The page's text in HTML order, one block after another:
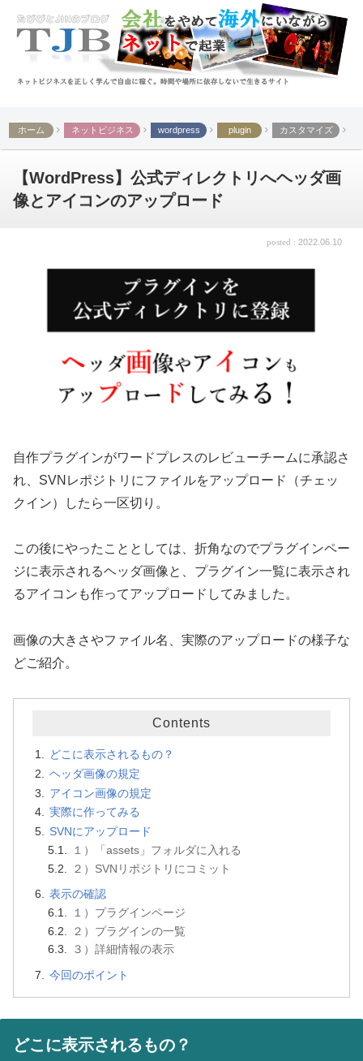
ホーム ネットビジネス wordpress plugin
カスタマイズ
プラグイン開発
【WordPress】公式ディレクトリへヘッダ画
像とアイコンのアップロード
2022.06.10
自作プラグインがワードプレスのレビューチームに承認さ
れ、SVNレポジトリにファイルをアップロード（チェッ
クイン）したら一区切り。
この後にやったこととしては、折角なのでプラグインペー
ジに表示されるヘッダ画像と、プラグイン一覧に表示され
るアイコンも作ってアップロードしてみました。
画像の大きさやファイル名、実際のアップロードの様子な
どご紹介。
Contents
どこに表示されるもの？
ヘッダ画像の規定
アイコン画像の規定
実際に作ってみる
SVNにアップロード
１）「assets」フォルダに入れる
２）SVNリポジトリにコミット
表示の確認
１）プラグインページ
２）プラグインの一覧
３）詳細情報の表示
今回のポイント
どこに表示されるもの？